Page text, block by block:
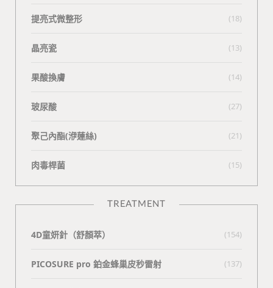
提亮式微整形 (18)
晶亮瓷 (13)
果酸換膚 (14)
玻尿酸 (27)
聚己內酯(洢蓮絲) (21)
肉毒桿菌 (15)
TREATMENT
4D童妍針（舒顏萃） (154)
PICOSURE pro 鉑金蜂巢皮秒雷射 (137)